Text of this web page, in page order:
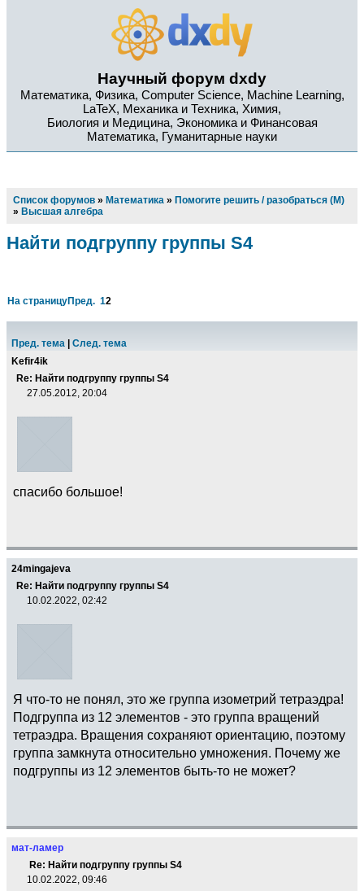
Научный форум dxdy
Математика, Физика, Computer Science, Machine Learning,
LaTeX, Механика и Техника, Химия,
Биология и Медицина, Экономика и Финансовая
Математика, Гуманитарные науки
Список форумов » Математика » Помогите решить / разобраться (М)
» Высшая алгебра
Найти подгруппу группы S4
На страницуПред. 12
Пред. тема
След. тема
Kefir4ik
Re: Найти подгруппу группы S4
27.05.2012, 20:04
спасибо большое!
24mingajeva
Re: Найти подгруппу группы S4
10.02.2022, 02:42
Я что-то не понял, это же группа изометрий тетраэдра!
Подгруппа из 12 элементов - это группа вращений
тетраэдра. Вращения сохраняют ориентацию, поэтому
группа замкнута относительно умножения. Почему же
подгруппы из 12 элементов быть-то не может?
мат-ламер
Re: Найти подгруппу группы S4
10.02.2022, 09:46